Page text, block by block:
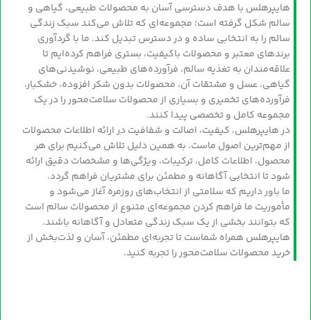
هایپرهلس با هدف دسترسی آسان به محصولات طبیعی، گیاهی و
سالم شکل گرفته است؛ مجموعه‌ای که تلاش می‌کند سبک زندگی
سالم را به انتخابی ساده و در دسترس تبدیل کند. ما با گردآوری
برندهای معتبر و محصولات باکیفیت، بستری فراهم کرده‌ایم تا
علاقه‌مندان به تغذیه سالم، فرآورده‌های طبیعی، نوشیدنی‌های
گیاهی، عسل و مشتقات آن، محصولات بدون شکر افزوده، خشکبار،
فرآورده‌های تخمیری و بسیاری از محصولات سلامت‌محور را در یک
مجموعه کامل و تخصصی پیدا کنند.
در هایپرهلس، کیفیت، اصالت و شفافیت در ارائه اطلاعات محصولات
از مهم‌ترین اصول ماست. به همین دلیل تلاش می‌کنیم برای هر
محصول، اطلاعات کامل، ترکیبات، ویژگی‌ها و مشخصات دقیق ارائه
شود تا انتخابی آگاهانه و مطمئن برای مشتریان فراهم گردد.
ما باور داریم که سلامتی از انتخاب‌های روزمره آغاز می‌شود و
مأموریت ما فراهم کردن مجموعه‌ای متنوع از محصولات سالم است
که بتوانند بخشی از یک سبک زندگی متعادل و آگاهانه باشند.
هایپرهلس همراه شماست تا تجربه‌ای مطمئن، آسان و لذت‌بخش از
خرید محصولات سلامت‌محور را تجربه کنید.